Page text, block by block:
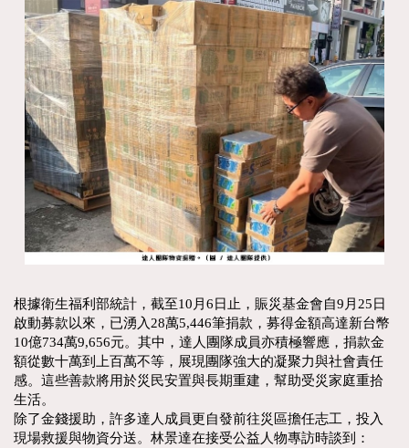
根據衛生福利部統計，截至10月6日止，賑災基金會自9月25日
啟動募款以來，已湧入28萬5,446筆捐款，募得金額高達新台幣
10億734萬9,656元。其中，達人團隊成員亦積極響應，捐款金
額從數十萬到上百萬不等，展現團隊強大的凝聚力與社會責任
感。這些善款將用於災民安置與長期重建，幫助受災家庭重拾
生活。
除了金錢援助，許多達人成員更自發前往災區擔任志工，投入
現場救援與物資分送。林景達在接受公益人物專訪時談到：